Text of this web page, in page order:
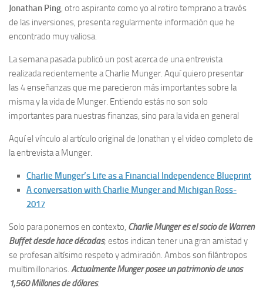
Jonathan Ping, otro aspirante como yo al retiro temprano a través
de las inversiones, presenta regularmente información que he
encontrado muy valiosa.
La semana pasada publicó un post acerca de una entrevista
realizada recientemente a Charlie Munger. Aquí quiero presentar
las 4 enseñanzas que me parecieron más importantes sobre la
misma y la vida de Munger. Entiendo estás no son solo
importantes para nuestras finanzas, sino para la vida en general
Aquí el vínculo al artículo original de Jonathan y el video completo de
la entrevista a Munger.
Charlie Munger’s Life as a Financial Independence Blueprint
A conversation with Charlie Munger and Michigan Ross-
2017
Solo para ponernos en contexto, Charlie Munger es el socio de Warren
Buffet desde hace décadas; estos indican tener una gran amistad y
se profesan altísimo respeto y admiración. Ambos son filántropos
multimillonarios. Actualmente Munger posee un patrimonio de unos
1,560 Millones de dólares.